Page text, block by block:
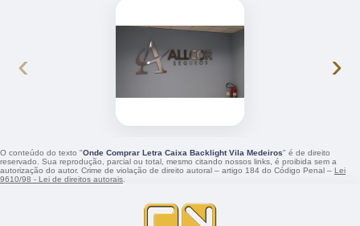
‹ ›
O conteúdo do texto "Onde Comprar Letra Caixa Backlight Vila Medeiros" é de direito
reservado. Sua reprodução, parcial ou total, mesmo citando nossos links, é proibida sem a
autorização do autor. Crime de violação de direito autoral – artigo 184 do Código Penal – Lei
9610/98 - Lei de direitos autorais